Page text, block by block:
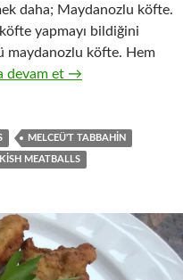
daha; Maydanozlu köfte.
yapmayı bildiğini
maydanozlu köfte. Hem
KÖFTE
devam et →
MELCEÜ'T TABBAHIN
MEATBALLS